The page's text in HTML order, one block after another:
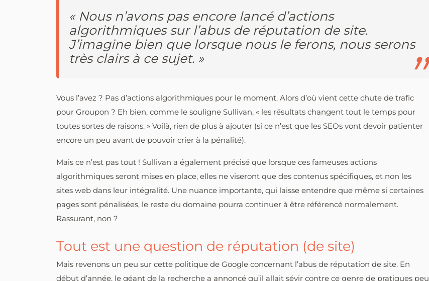
« Nous n’avons pas encore lancé d’actions
algorithmiques sur l’abus de réputation de site.
J’imagine bien que lorsque nous le ferons, nous serons
très clairs à ce sujet. »
Vous l’avez ? Pas d’actions algorithmiques pour le moment. Alors d’où vient cette chute de trafic
pour Groupon ? Eh bien, comme le souligne Sullivan, « les résultats changent tout le temps pour
toutes sortes de raisons. » Voilà, rien de plus à ajouter (si ce n’est que les SEOs vont devoir patienter
encore un peu avant de pouvoir crier à la pénalité).
Mais ce n’est pas tout ! Sullivan a également précisé que lorsque ces fameuses actions
algorithmiques seront mises en place, elles ne viseront que des contenus spécifiques, et non les
sites web dans leur intégralité. Une nuance importante, qui laisse entendre que même si certaines
pages sont pénalisées, le reste du domaine pourra continuer à être référencé normalement.
Rassurant, non ?
Tout est une question de réputation (de site)
Mais revenons un peu sur cette politique de Google concernant l’abus de réputation de site. En
début d’année, le géant de la recherche a annoncé qu’il allait sévir contre ce genre de pratiques peu